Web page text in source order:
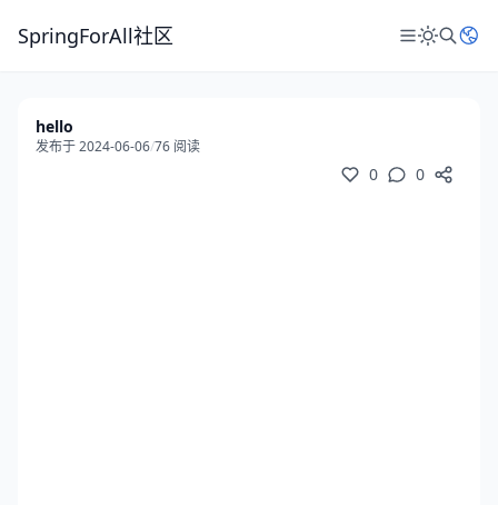
SpringForAll社区
hello
发布于 2024-06-06/76 阅读
0 0